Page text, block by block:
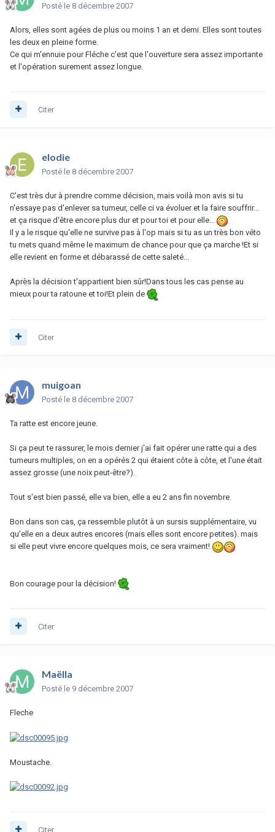
Posté le 8 décembre 2007
Alors, elles sont agées de plus ou moins 1 an et demi. Elles sont toutes
les deux en pleine forme.
Ce qui m'ennuie pour Fléche c'est que l'ouverture sera assez importante
et l'opération surement assez longue.
Citer
elodie
Posté le 8 décembre 2007
C'est très dur à prendre comme décision, mais voilà mon avis si tu
n'essaye pas d'enlever sa tumeur, celle ci va évoluer et la faire souffrir...
et ça risque d'être encore plus dur et pour toi et pour elle...
Il y a le risque qu'elle ne survive pas à l'op mais si tu as un très bon véto
tu mets quand même le maximum de chance pour que ça marche !Et si
elle revient en forme et débarassé de cette saleté...
Après la décision t'appartient bien sûr!Dans tous les cas pense au
mieux pour ta ratoune et toi!Et plein de
Citer
muigoan
Posté le 8 décembre 2007
Ta ratte est encore jeune.
Si ça peut te rassurer, le mois dernier j'ai fait opérer une ratte qui a des
tumeurs multiples, on en a opérés 2 qui étaient côte à côte, et l'une était
assez grosse (une noix peut-être?).
Tout s'est bien passé, elle va bien, elle a eu 2 ans fin novembre.
Bon dans son cas, ça ressemble plutôt à un sursis supplémentaire, vu
qu'elle en a deux autres encores (mais elles sont encore petites). mais
si elle peut vivre encore quelques mois, ce sera vraiment!
Bon courage pour la décision!
Citer
Maëlla
Posté le 9 décembre 2007
Fleche
Moustache.
Citer